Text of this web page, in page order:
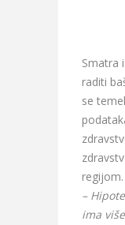
Smatra
raditi
se
–
ima